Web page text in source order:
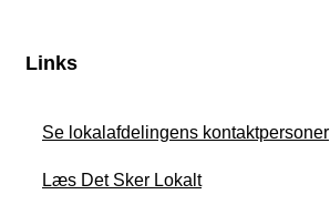
Links
Se lokalafdelingens kontaktpersoner
Læs Det Sker Lokalt